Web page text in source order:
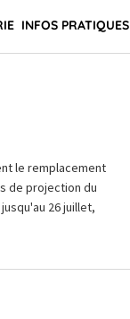
INFOS PRATIQUES
le remplacement
de projection du
26 juillet,